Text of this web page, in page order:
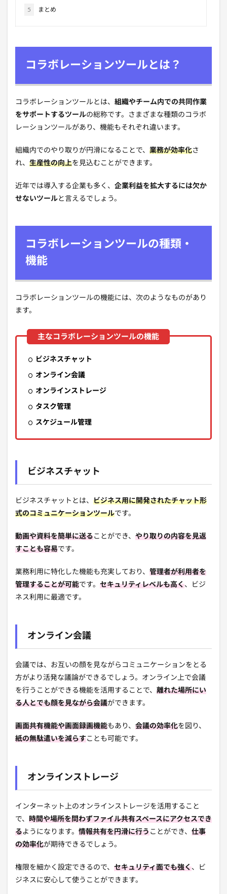
5 まとめ
コラボレーションツールとは？
コラボレーションツールとは、 組織やチーム内での共同作業
をサポートするツールの総称です。さまざまな種類のコラボ
レーションツールがあり、機能もそれぞれ違います。
組織内でのやり取りが円滑になることで、 業務が効率化さ
れ、 生産性の向上を見込むことができます。
近年では導入する企業も多く、 企業利益を拡大するには欠か
せないツールと言えるでしょう。
コラボレーションツールの種類・
機能
コラボレーションツールの機能には、次のようなものがあり
ます。
ビジネスチャット
オンライン会議
オンラインストレージ
タスク管理
スケジュール管理
ビジネスチャット
ビジネスチャットとは、 ビジネス用に開発されたチャット形
式のコミュニケーションツールです。
動画や資料を簡単に送ることができ、 やり取りの内容を見返
すことも容易です。
業務利用に特化した機能も充実しており、 管理者が利用者を
管理することが可能です。 セキュリティレベルも高く、ビジ
ネス利用に最適です。
オンライン会議
会議では、お互いの顔を見ながらコミュニケーションをとる
方がより活発な議論ができるでしょう。オンライン上で会議
を行うことができる機能を活用することで、 離れた場所にい
る人とでも顔を見ながら会議ができます。
画面共有機能や画面録画機能もあり、 会議の効率化を図り、
紙の無駄遣いを減らすことも可能です。
オンラインストレージ
インターネット上のオンラインストレージを活用すること
で、 時間や場所を問わずファイル共有スペースにアクセスでき
るようになります。 情報共有を円滑に行うことができ、 仕事
の効率化が期待できるでしょう。
権限を細かく設定できるので、 セキュリティ面でも強く、ビ
ジネスに安心して使うことができます。